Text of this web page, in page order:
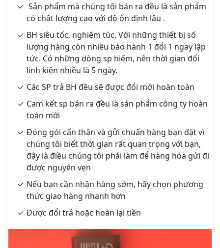
Sản phẩm mà chúng tôi bán ra đều là sản phẩm
có chất lượng cao với độ ổn định lâu .
BH siêu tốc, nghiêm túc. Với những thiết bị số
lượng hàng còn nhiều bảo hành 1 đổi 1 ngay lập
tức. Có những dòng sp hiếm, nên thời gian đổi
linh kiện nhiều là 5 ngày.
Các SP trả BH đều sẽ được đổi mới hoàn toàn
Cam kết sp bán ra đều là sản phẩm công ty hoàn
toàn mới
Đóng gói cẩn thận và gửi chuẩn hàng bạn đặt vì
chúng tôi biết thời gian rất quan trọng với bạn,
đây là điều chúng tôi phải làm để hàng hóa gửi đi
được nguyên vẹn
Nếu bạn cần nhận hàng sớm, hãy chọn phương
thức giao hàng nhanh hơn
Được đổi trả hoặc hoàn lại tiền